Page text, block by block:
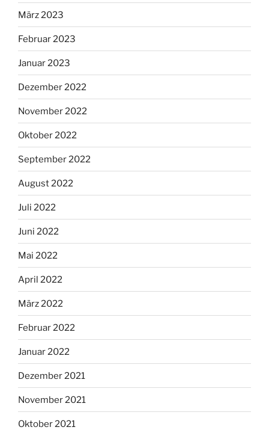
März 2023
Februar 2023
Januar 2023
Dezember 2022
November 2022
Oktober 2022
September 2022
August 2022
Juli 2022
Juni 2022
Mai 2022
April 2022
März 2022
Februar 2022
Januar 2022
Dezember 2021
November 2021
Oktober 2021